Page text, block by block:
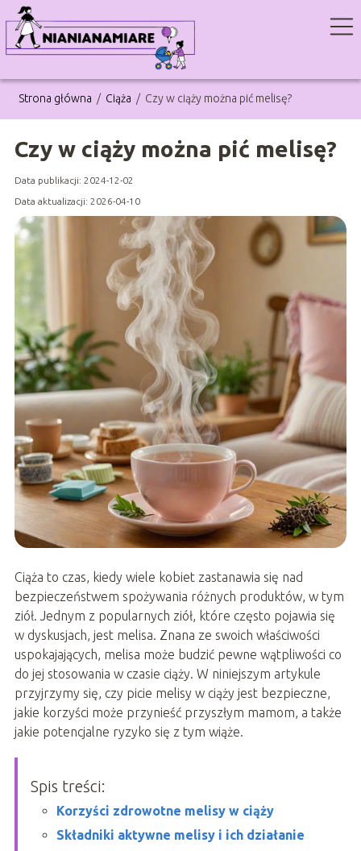
Strona główna / Ciąża / Czy w ciąży można pić melisę?
Czy w ciąży można pić melisę?
Data publikacji: 2024-12-02
Data aktualizacji: 2026-04-10
Ciąża to czas, kiedy wiele kobiet zastanawia się nad
bezpieczeństwem spożywania różnych produktów, w tym
ziół. Jednym z popularnych ziół, które często pojawia się
w dyskusjach, jest melisa. Znana ze swoich właściwości
uspokajających, melisa może budzić pewne wątpliwości co
do jej stosowania w czasie ciąży. W niniejszym artykule
przyjrzymy się, czy picie melisy w ciąży jest bezpieczne,
jakie korzyści może przynieść przyszłym mamom, a także
jakie potencjalne ryzyko się z tym wiąże.
Spis treści:
Korzyści zdrowotne melisy w ciąży
Składniki aktywne melisy i ich działanie